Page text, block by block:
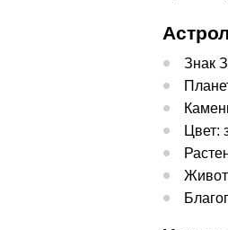
Знак
Цвет: